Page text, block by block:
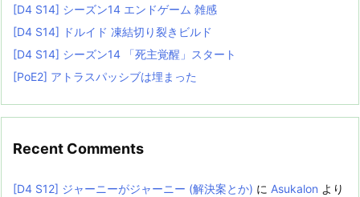
[D4 S14] シーズン14 エンドゲーム 雑感
[D4 S14] ドルイド 凍結切り裂きビルド
[D4 S14] シーズン14 「死主覚醒」スタート
[PoE2] アトラスパッシブは埋まった
Recent Comments
[D4 S12] ジャーニーがジャーニー (解決案とか) に Asukalon より